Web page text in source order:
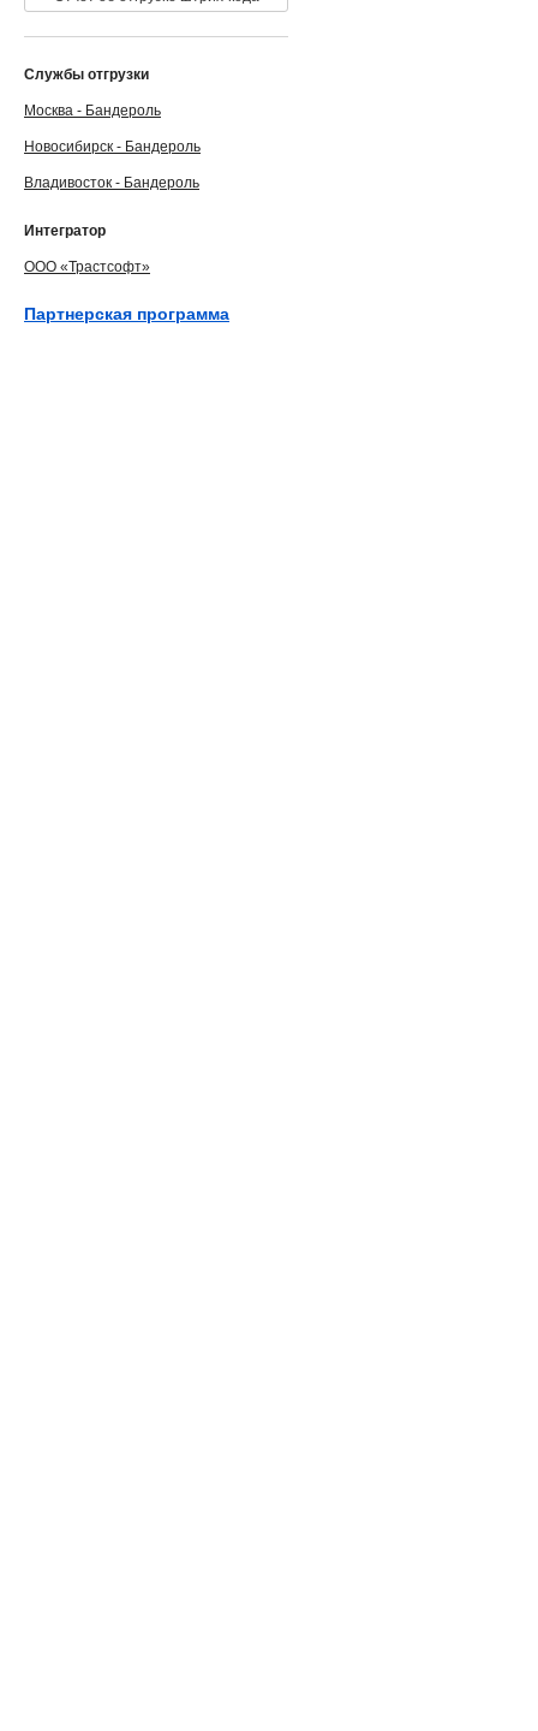
Службы отгрузки
Москва - Бандероль
Новосибирск - Бандероль
Владивосток - Бандероль
Интегратор
ООО «Трастсофт»
Партнерская программа